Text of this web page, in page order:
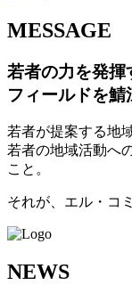
MESSAGE
若者の力を発揮
フィールドを鯖
若者が提案する地
若者の地域活動へ
こと。
それが、エル・コ
NEWS